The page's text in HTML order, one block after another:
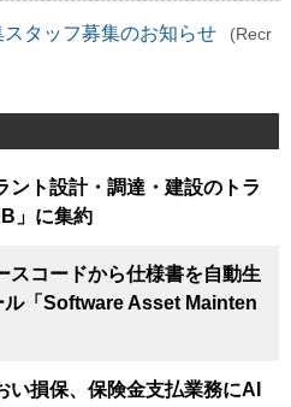
タッフ募集のお知らせ
(Recr
ント設計・調達・建設のトラ
」に集約
スコードから仕様書を自動生
ル「Software Asset Mainten
い損保、保険金支払業務にAI